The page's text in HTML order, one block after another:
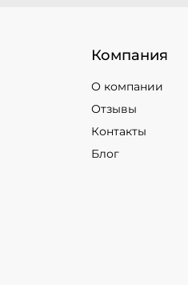
Компания
О компании
Отзывы
Контакты
Блог